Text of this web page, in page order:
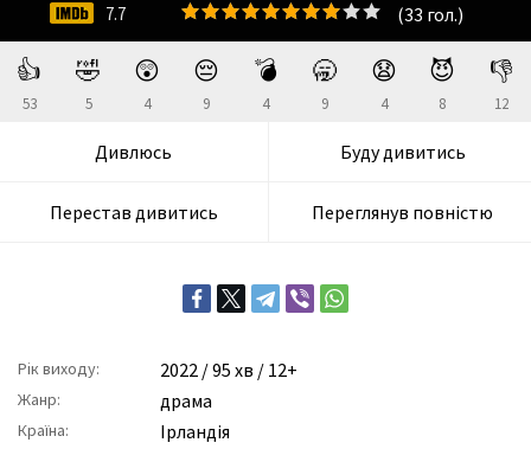
👍
53
🤣
5
😲
4
😔
9
💣
4
🥱
9
😧
4
😈
8
👎
12
Дивлюсь Буду дивитись
Перестав дивитись Переглянув повністю
Рік виходу: 2022 / 95 хв / 12+
Жанр: драма
Країна: Ірландія
(33 гол.)
7.7